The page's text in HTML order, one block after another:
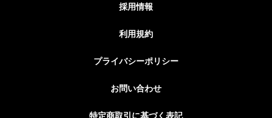
採用情報
利用規約
プライバシーポリシー
お問い合わせ
特定商取引に基づく表記